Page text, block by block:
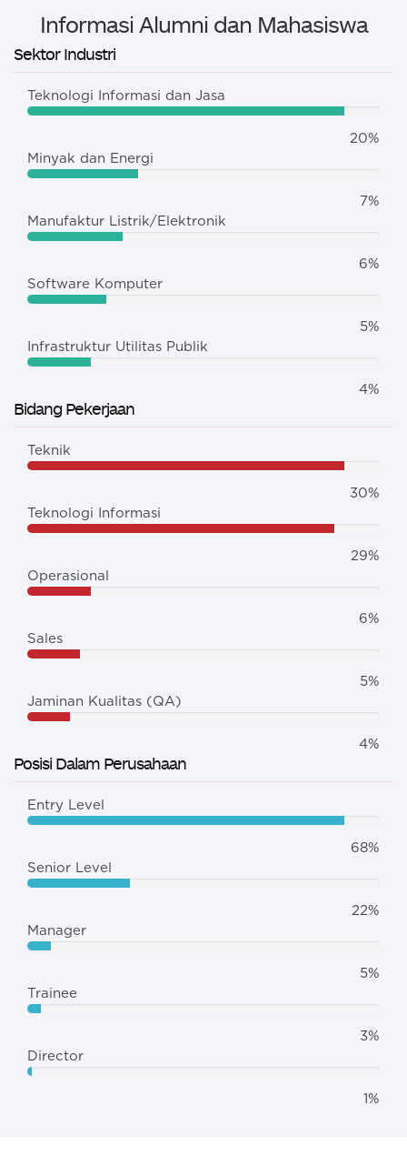
Informasi Alumni dan Mahasiswa
Sektor Industri
Teknologi Informasi dan Jasa
20%
Minyak dan Energi
7%
Manufaktur Listrik/Elektronik
6%
Software Komputer
5%
Infrastruktur Utilitas Publik
4%
Bidang Pekerjaan
Teknik
30%
Teknologi Informasi
29%
Operasional
6%
Sales
5%
Jaminan Kualitas (QA)
4%
Posisi Dalam Perusahaan
Entry Level
68%
Senior Level
22%
Manager
5%
Trainee
3%
Director
1%